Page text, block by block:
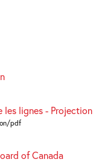
les lignes - Projection
pdf
of Canada